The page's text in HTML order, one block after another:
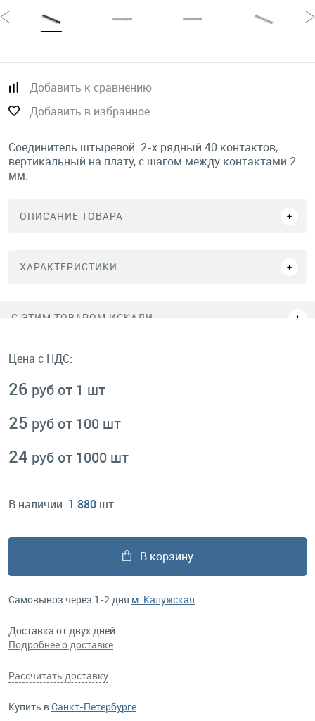
Добавить к сравнению
Добавить в избранное
Соединитель штыревой 2-х рядный 40 контактов,
вертикальный на плату, с шагом между контактами 2
мм.
ОПИСАНИЕ ТОВАРА
ХАРАКТЕРИСТИКИ
C ЭТИМ ТОВАРОМ ИСКАЛИ
Цена с НДС:
26 руб от 1 шт
25 руб от 100 шт
24 руб от 1000 шт
В наличии: 1 880 шт
В корзину
Самовывоз через 1-2 дня м. Калужская
Доставка от двух дней
Подробнее о доставке
Рассчитать доставку
Купить вСанкт-Петербурге